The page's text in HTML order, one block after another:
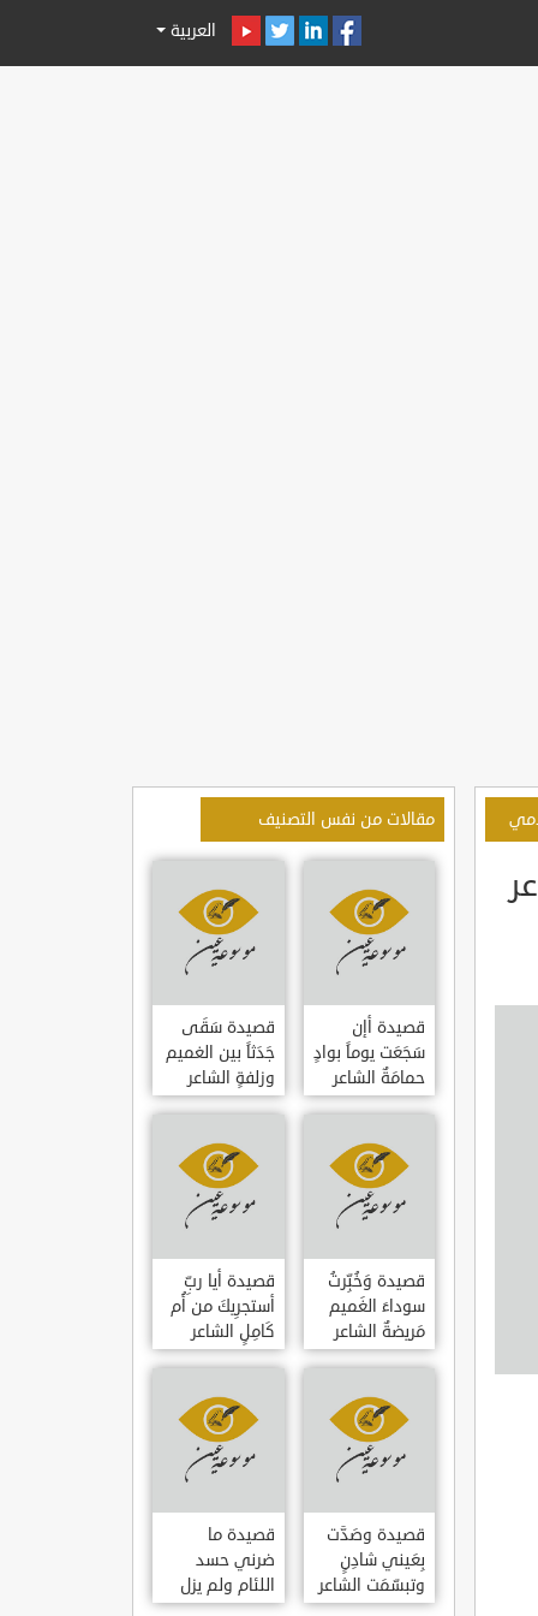
العربية
مقالات من نفس التصنيف
قصيدة أإن
سَجَعَت يوماً بوادٍ
حمامَةٌ الشاعر
العوام بن عقبة
قصيدة سَقَى
جَدَثاً بين الغميم
وزلفةٍ الشاعر
العوام بن عقبة
قصيدة وَخُبِّرتُ
سوداءَ الغَميم
مَريضةٌ الشاعر
العوام بن عقبة
قصيدة أيا ربِّ
أستجرِيكَ من أُم
كَامِلٍ الشاعر
العوام بن عقبة
قصيدة وصَدَّت
بِعَيني شادِنٍ
وتبسّمَت الشاعر
العوام بن عقبة
قصيدة ما
ضرني حسد
اللئام ولم يزل
الشاعر عمارة بن